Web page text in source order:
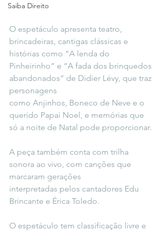
Saiba Direito
O espetáculo apresenta teatro,
brincadeiras, cantigas clássicas e
histórias como “A lenda do
Pinheirinho” e “A fada dos brinquedos
abandonados” de Didier Lévy, que traz
personagens
como Anjinhos, Boneco de Neve e o
querido Papai Noel, e memórias que
só a noite de Natal pode proporcionar.
A peça também conta com trilha
sonora ao vivo, com canções que
marcaram gerações
interpretadas pelos cantadores Edu
Brincante e Érica Toledo.
O espetáculo tem classificação livre e